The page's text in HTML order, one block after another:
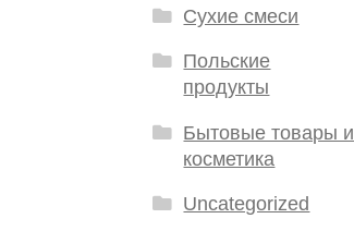
Сухие смеси
Польские
продукты
Бытовые товары и
косметика
Uncategorized